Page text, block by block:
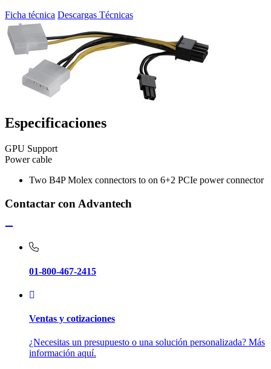
Ficha técnica Descargas Técnicas
Especificaciones
GPU Support
Power cable
Two B4P Molex connectors to on 6+2 PCIe power connector
Contactar con Advantech
01-800-467-2415
Ventas y cotizaciones
¿Necesitas un presupuesto o una solución personalizada? Más
información aquí.